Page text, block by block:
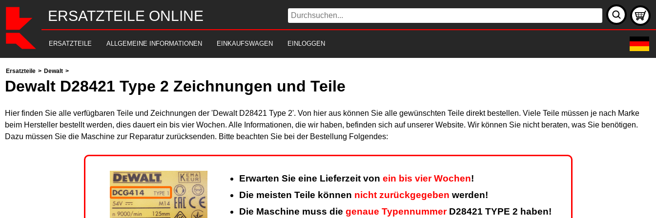
ERSATZTEILE ONLINE
ERSATZTEILE ALLGEMEINE INFORMATIONEN EINKAUFSWAGEN EINLOGGEN
Ersatzteile > Dewalt >
Dewalt D28421 Type 2 Zeichnungen und Teile
Hier finden Sie alle verfügbaren Teile und Zeichnungen der 'Dewalt D28421 Type 2'. Von hier aus können Sie alle gewünschten Teile direkt bestellen. Viele Teile müssen je nach Marke
beim Hersteller bestellt werden, dies dauert ein bis vier Wochen. Alle Informationen, die wir haben, befinden sich auf unserer Website. Wir können Sie nicht beraten, was Sie benötigen.
Dazu müssen Sie die Maschine zur Reparatur zurücksenden. Bitte beachten Sie bei der Bestellung Folgendes:
Erwarten Sie eine Lieferzeit von ein bis vier Wochen!
Die meisten Teile können nicht zurückgegeben werden!
Die Maschine muss die genaue TypennummerD28421 TYPE 2 haben!